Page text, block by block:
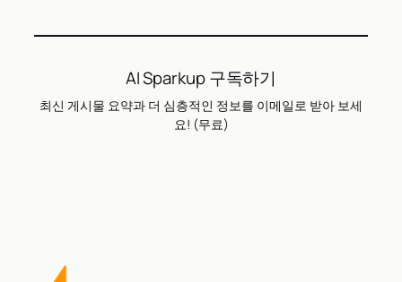
AI Sparkup 구독하기
최신 게시물 요약과 더 심층적인 정보를 이메일로 받아 보세
요! (무료)